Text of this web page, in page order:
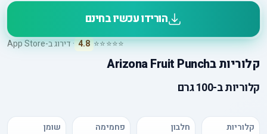
הורידו עכשיו בחינם
⭐⭐⭐⭐⭐
4.8 · דירוג ב-App Store
קלוריותבArizona Fruit Punch
קלוריותב-100 גרם
קלוריות חלבון פחמימה שומן